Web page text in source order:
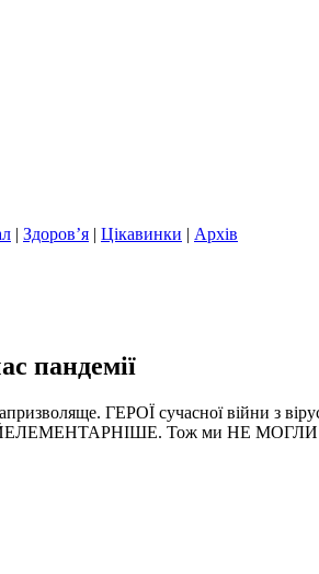
| Здоров’я | Цікавинки | Архів
пандемії
напризволяще. ГЕРОЇ сучасної війни
НАЙЕЛЕМЕНТАРНІШЕ. Тож ми НЕ МОГЛИ